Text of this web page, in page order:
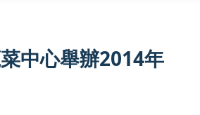
中心舉辦2014年